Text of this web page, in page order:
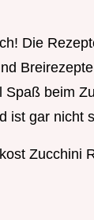
Die
Spaß beim
ist gar nicht
Zucchini